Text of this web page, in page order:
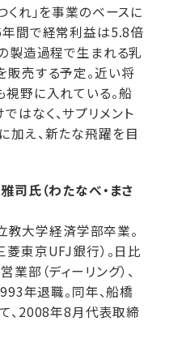
くれ」を事業のベースに
年間で経常利益は5.8倍
製造過程で生まれる乳
販売する予定。近い将
視野に入れている。船
はなく、サプリメント
加え、新たな飛躍を目
氏（わたなべ・まさ
教大学経済学部卒業。
東京UFJ銀行）。日比
業部（ディーリング）、
年退職。同年、船橋
、2008年8月代表取締